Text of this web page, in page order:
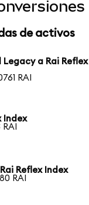
de activos
a Rai Reflex
RAI
Index
Reflex Index
RAI